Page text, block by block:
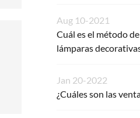
Aug 10-2021
Cuál es el método
lámparas
Jan 20-2022
¿Cuáles son las